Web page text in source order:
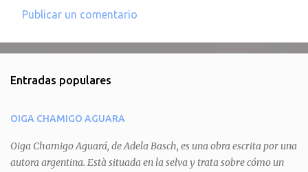
e
t
a
r
Publicar un comentario
Entradas populares
OIGA CHAMIGO AGUARA
Oiga Chamigo Aguará, de Adela Basch, es una obra escrita por una
autora argentina. Està situada en la selva y trata sobre cómo un